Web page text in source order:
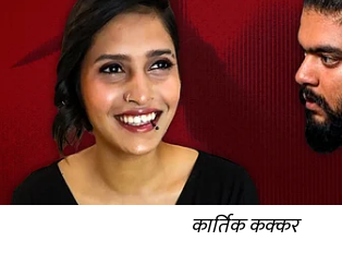
कार्तिक कक्कर